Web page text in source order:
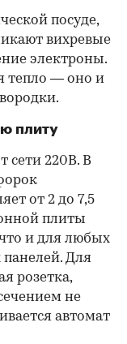
посуде,
вихревые
электроны.
тепло — оно и
плиту
сети 220В. В
от 2 до 7,5
плиты
и для любых
панелей. Для
розетка,
не
автомат